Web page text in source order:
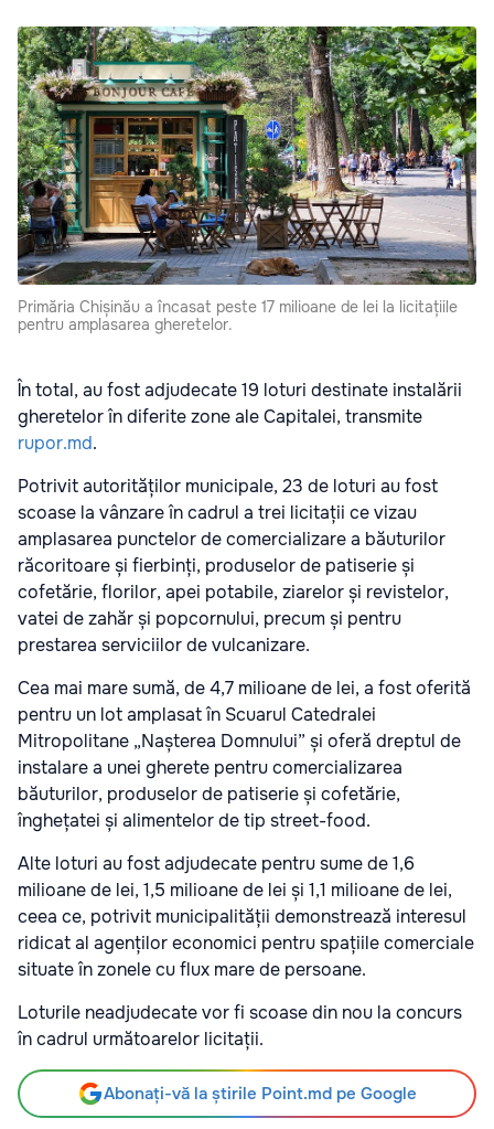
Primăria Chișinău a încasat peste 17 milioane de lei la licitațiile
pentru amplasarea gheretelor.
În total, au fost adjudecate 19 loturi destinate instalării
gheretelor în diferite zone ale Capitalei, transmite
rupor.md.
Potrivit autorităților municipale, 23 de loturi au fost
scoase la vânzare în cadrul a trei licitații ce vizau
amplasarea punctelor de comercializare a băuturilor
răcoritoare și fierbinți, produselor de patiserie și
cofetărie, florilor, apei potabile, ziarelor și revistelor,
vatei de zahăr și popcornului, precum și pentru
prestarea serviciilor de vulcanizare.
Cea mai mare sumă, de 4,7 milioane de lei, a fost oferită
pentru un lot amplasat în Scuarul Catedralei
Mitropolitane „Nașterea Domnului” și oferă dreptul de
instalare a unei gherete pentru comercializarea
băuturilor, produselor de patiserie și cofetărie,
înghețatei și alimentelor de tip street-food.
Alte loturi au fost adjudecate pentru sume de 1,6
milioane de lei, 1,5 milioane de lei și 1,1 milioane de lei,
ceea ce, potrivit municipalității demonstrează interesul
ridicat al agenților economici pentru spațiile comerciale
situate în zonele cu flux mare de persoane.
Loturile neadjudecate vor fi scoase din nou la concurs
în cadrul următoarelor licitații.
Abonați-vă la știrile Point.md pe Google